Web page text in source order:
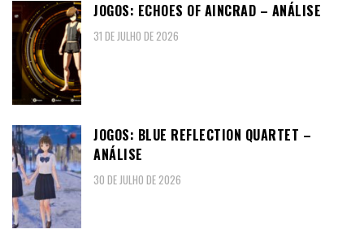
JOGOS: ECHOES OF AINCRAD – ANÁLISE
31 DE JULHO DE 2026
JOGOS: BLUE REFLECTION QUARTET –
ANÁLISE
30 DE JULHO DE 2026